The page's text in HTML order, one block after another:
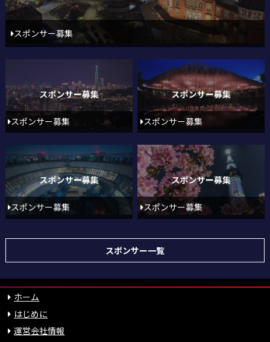
スポンサー募集
スポンサー募集 スポンサー募集
スポンサー募集 スポンサー募集
スポンサー一覧
ホーム
はじめに
運営会社情報